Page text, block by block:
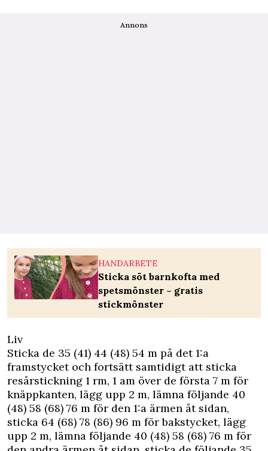
Annons
HANDARBETE
Sticka söt barnkofta med
spetsmönster – gratis
stickmönster
Liv
Sticka de 35 (41) 44 (48) 54 m på det 1:a
framstycket och fortsätt samtidigt att sticka
resårstickning 1 rm, 1 am över de första 7 m för
knäppkanten, lägg upp 2 m, lämna följande 40
(48) 58 (68) 76 m för den 1:a ärmen åt sidan,
sticka 64 (68) 78 (86) 96 m för bakstycket, lägg
upp 2 m, lämna följande 40 (48) 58 (68) 76 m för